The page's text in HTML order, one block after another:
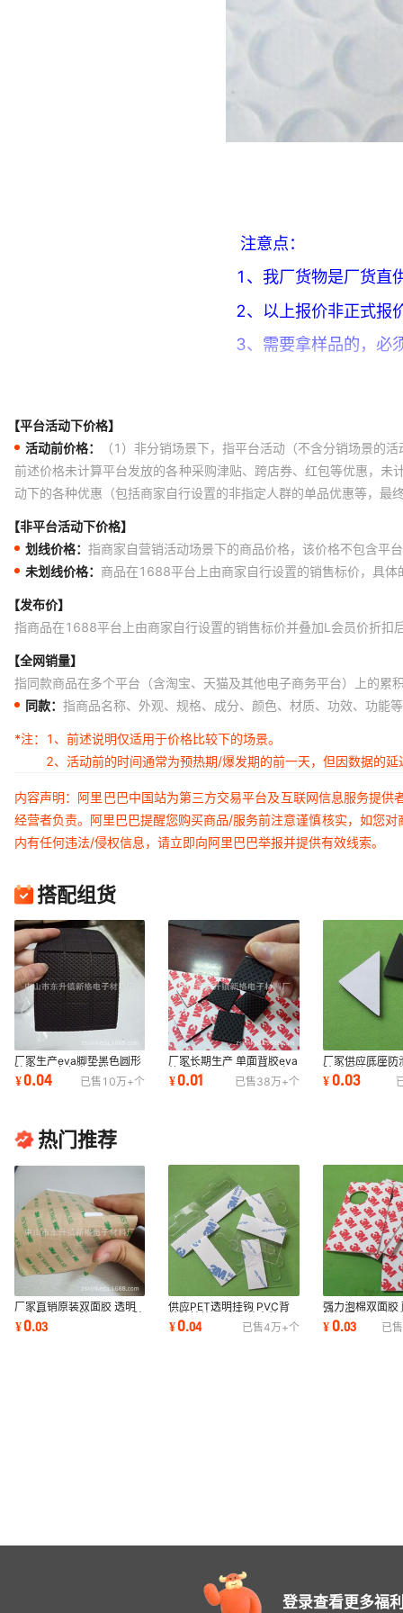
【平台活动下价格】
活动前价格：
（1）非分销场景下，指平台活动（不含分销场景的
前述价格未计算平台发放的各种采购津贴、跨店券、红包等优惠，
动下的各种优惠（包括商家自行设置的非指定人群的单品优惠等，
【非平台活动下价格】
划线价格： 指商家自营销活动场景下的商品价格，该价格不包含平
未划线价格： 商品在1688平台上由商家自行设置的销售标价，具
【发布价】
指商品在1688平台上由商家自行设置的销售标价并叠加L会员价折扣
【全网销量】
指同款商品在多个平台（含淘宝、天猫及其他电子商务平台）上的累
同款： 指商品名称、外观、规格、成分、颜色、材质、功效、功能
*注：
1、前述说明仅适用于价格比较下的场景。
2、活动前的时间通常为预热期/爆发期的前一天，但因数据的
内容声明：阿里巴巴中国站为第三方交易平台及互联网信息服务提
经营者负责。阿里巴巴提醒您购买商品/服务前注意谨慎核实，如您
内有任何违法/侵权信息，请立即向阿里巴巴举报并提供有效线索。
搭配组货
厂家生产eva脚垫黑色圆形
防滑eva白色自粘防火eva
批发带背胶
¥0.04 已售 10万+个
厂家长期生产 单面背胶eva
垫 黑色方形eva垫 圆形自
粘eva脚垫
¥0.01 已售38万+个
厂家供应底座防
胶减震垫防震
滑减震
¥0.03
热门推荐
厂家直销原装双面胶 透明
无痕防水双面胶 vhb双面胶
规格可定制
¥0.03
供应PET透明挂钩 PVC背
粘胶挂钩 无痕包装自粘挂
钩批发量大从优
¥0.04 已售4万+个
强力泡棉双面胶
脚垫圆形方形自
双面胶
¥0.03 已售
登录查看更多福